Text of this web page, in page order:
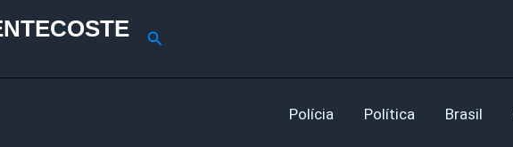
Pesquisar
Polícia Política Brasil